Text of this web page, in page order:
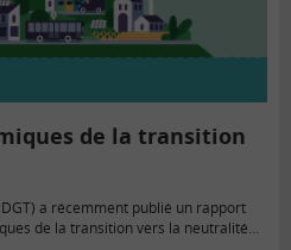
de la transition
a récemment publié un rapport
de la transition vers la neutralité